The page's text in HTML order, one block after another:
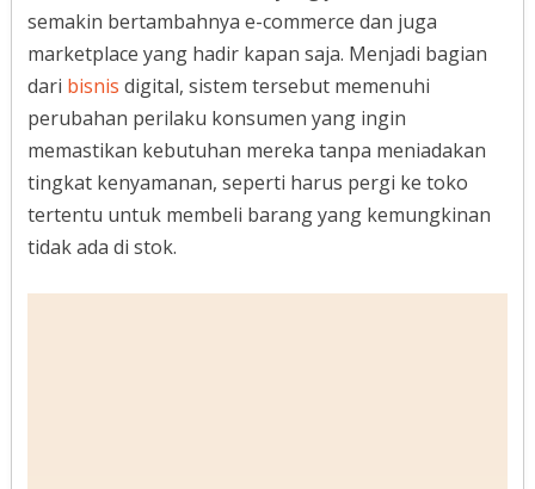
semakin bertambahnya e-commerce dan juga
marketplace yang hadir kapan saja. Menjadi bagian
dari bisnis digital, sistem tersebut memenuhi
perubahan perilaku konsumen yang ingin
memastikan kebutuhan mereka tanpa meniadakan
tingkat kenyamanan, seperti harus pergi ke toko
tertentu untuk membeli barang yang kemungkinan
tidak ada di stok.